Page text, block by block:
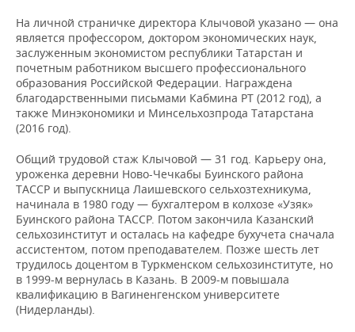
На личной страничке директора Клычовой указано — она
является профессором, доктором экономических наук,
заслуженным экономистом республики Татарстан и
почетным работником высшего профессионального
образования Российской Федерации. Награждена
благодарственными письмами Кабмина РТ (2012 год), а
также Минэкономики и Минсельхозпрода Татарстана
(2016 год).
Общий трудовой стаж Клычовой — 31 год. Карьеру она,
уроженка деревни Ново-Чечкабы Буинского района
ТАССР и выпускница Лаишевского сельхозтехникума,
начинала в 1980 году — бухгалтером в колхозе «Узяк»
Буинского района ТАССР. Потом закончила Казанский
сельхозинститут и осталась на кафедре бухучета сначала
ассистентом, потом преподавателем. Позже шесть лет
трудилось доцентом в Туркменском сельхозинституте, но
в 1999-м вернулась в Казань. В 2009-м повышала
квалификацию в Вагиненгенском университете
(Нидерланды).